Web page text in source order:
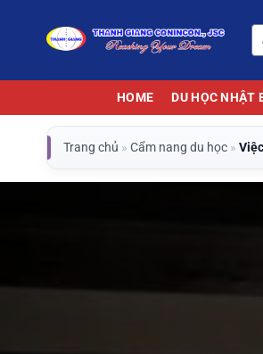
dung
HOME DU HỌC NHẬT
Trang chủ » Cẩm nang du học »